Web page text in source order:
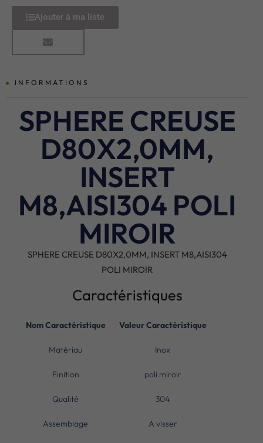
Ajouter à ma liste
INFORMATIONS
SPHERE CREUSE
D80X2,0MM,
INSERT
M8,AISI304 POLI
MIROIR
SPHERE CREUSE D80X2,0MM, INSERT M8,AISI304
POLI MIROIR
Caractéristiques
Nom Caractéristique Valeur Caractéristique
Matériau Inox
Finition poli miroir
Qualité 304
Assemblage A visser